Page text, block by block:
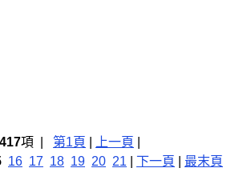
417項 | 第1頁 上一頁
16 17 18 19 20 21 下一頁 最末頁